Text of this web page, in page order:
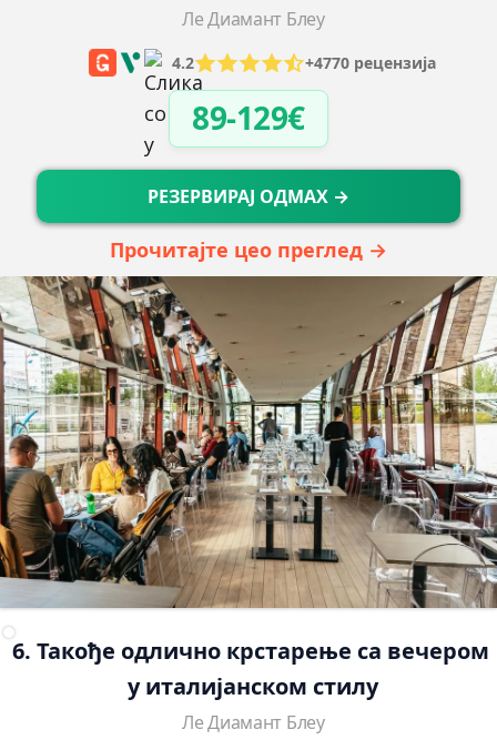
Ле Диамант Блеу
4.2 +4770 рецензија
89-129€
РЕЗЕРВИРАЈ ОДМАХ →
Прочитајте цео преглед →
6. Такође одлично крстарење са вечером
у италијанском стилу
Ле Диамант Блеу